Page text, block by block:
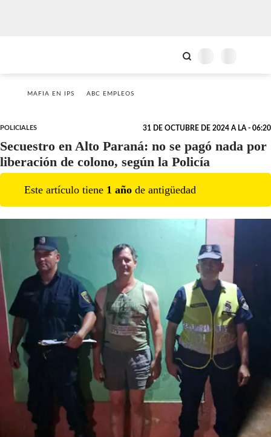
MAFIA EN IPS ABC EMPLEOS
POLICIALES 31 DE OCTUBRE DE 2024 A LA - 06:20
Secuestro en Alto Paraná: no se pagó nada por
liberación de colono, según la Policía
Este artículo tiene 1 año de antigüedad